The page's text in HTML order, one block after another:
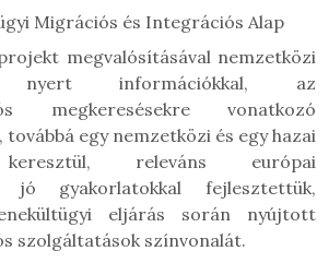
Migrációs és Integrációs Alap
megvalósításával nemzetközi
nyert információkkal, az
megkeresésekre vonatkozó
egy nemzetközi és egy hazai
keresztül, releváns európai
jó gyakorlatokkal fejlesztettük,
eljárás során nyújtott
szolgáltatások színvonalát.